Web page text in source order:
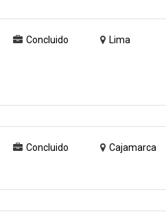
Concluido Lima
Concluido Cajamarca